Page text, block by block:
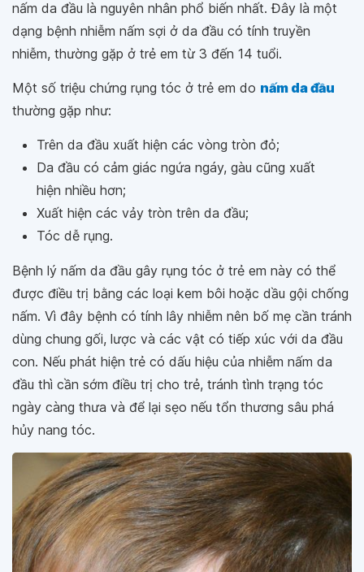
nấm da đầu là nguyên nhân phổ biến nhất. Đây là một
dạng bệnh nhiễm nấm sợi ở da đầu có tính truyền
nhiễm, thường gặp ở trẻ em từ 3 đến 14 tuổi.
Một số triệu chứng rụng tóc ở trẻ em do nấm da đầu
thường gặp như:
Trên da đầu xuất hiện các vòng tròn đỏ;
Da đầu có cảm giác ngứa ngáy, gàu cũng xuất
hiện nhiều hơn;
Xuất hiện các vảy tròn trên da đầu;
Tóc dễ rụng.
Bệnh lý nấm da đầu gây rụng tóc ở trẻ em này có thể
được điều trị bằng các loại kem bôi hoặc dầu gội chống
nấm. Vì đây bệnh có tính lây nhiễm nên bố mẹ cần tránh
dùng chung gối, lược và các vật có tiếp xúc với da đầu
con. Nếu phát hiện trẻ có dấu hiệu của nhiễm nấm da
đầu thì cần sớm điều trị cho trẻ, tránh tình trạng tóc
ngày càng thưa và để lại sẹo nếu tổn thương sâu phá
hủy nang tóc.